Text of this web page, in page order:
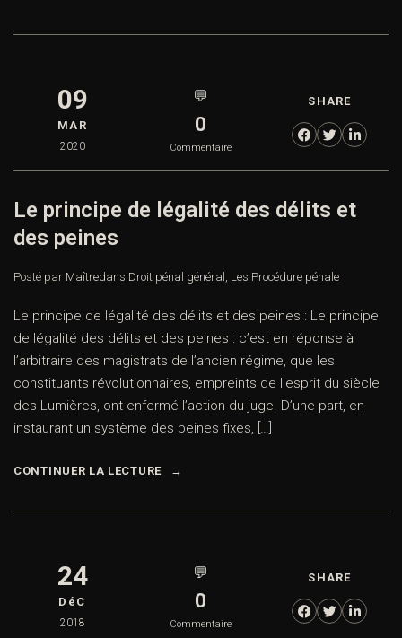
09
MAR
2020
💬
0
Commentaire
SHARE
Le principe de légalité des délits et
des peines
Posté par Maîtredans Droit pénal général , Les Procédure pénale
Le principe de légalité des délits et des peines : Le principe
de légalité des délits et des peines : c’est en réponse à
l’arbitraire des magistrats de l’ancien régime, que les
constituants révolutionnaires, empreints de l’esprit du siècle
des Lumières, ont enfermé l’action du juge. D’une part, en
instaurant un système des peines fixes, […]
CONTINUER LA LECTURE
24
DéC
2018
💬
0
Commentaire
SHARE